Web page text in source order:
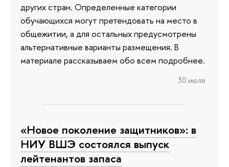
других стран. Определенные категории
обучающихся могут претендовать на место в
общежитии, а для остальных предусмотрены
альтернативные варианты размещения. В
материале рассказываем обо всем подробнее.
30 июля
«Новое поколение защитников»: в
НИУ ВШЭ состоялся выпуск
лейтенантов запаса